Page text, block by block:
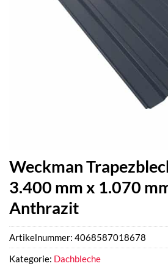
Weckman
3.400 mm x 1.070
Anthrazit
Artikelnummer: 4068587018678
Kategorie: Dachbleche